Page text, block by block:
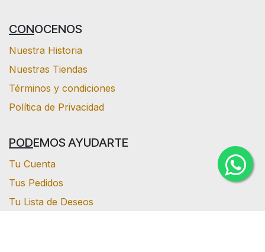
CONOCENOS
Nuestra Historia
Nuestras Tiendas
Términos y condiciones
Política de Privacidad
PODEMOS AYUDARTE
Tu Cuenta
Tus Pedidos
Tu Lista de Deseos